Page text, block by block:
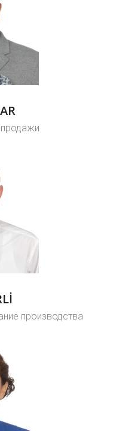
продажи
производства